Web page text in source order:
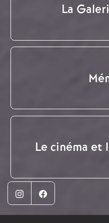
La
Le cinéma et
InstagramFacebook